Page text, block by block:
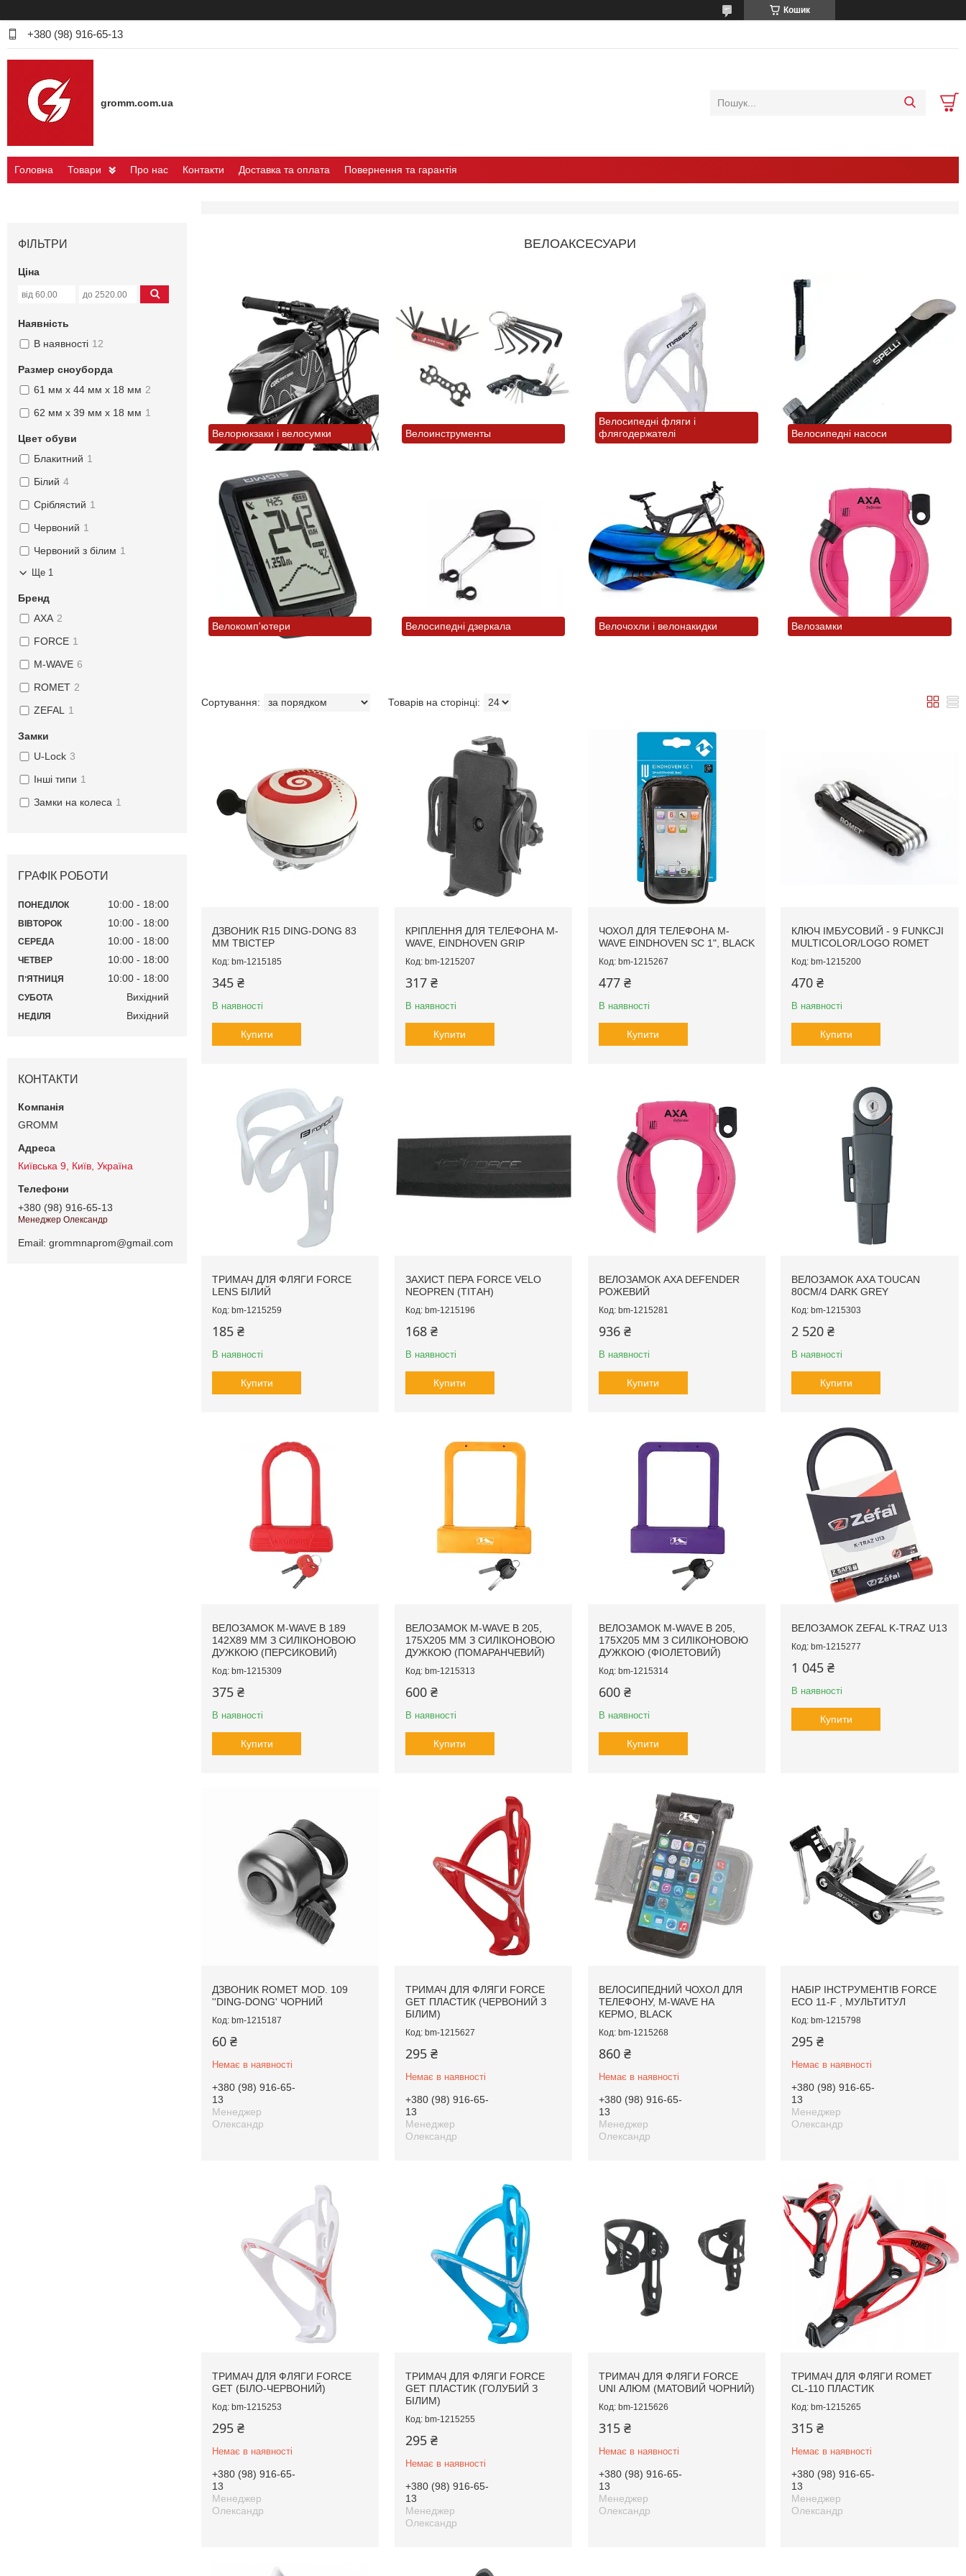
Кошик
+380 (98) 916-65-13
gromm.com.ua
Головна Товари Про нас Контакти Доставка та оплата Повернення та гарантія
ВЕЛОАКСЕСУАРИ
Велорюкзаки і велосумки Велоинструменты
Велосипедні фляги і
флягодержателі
Велосипедні насоси
Велокомп'ютери Велосипедні дзеркала Велочохли і велонакидки Велозамки
ДЗВОНИК R15 DING-DONG 83
MM ТВІСТЕР
bm-1215185
345 ₴
В наявності
Купити
КРІПЛЕННЯ ДЛЯ ТЕЛЕФОНА M-
WAVE, EINDHOVEN GRIP
bm-1215207
317 ₴
В наявності
Купити
ЧОХОЛ ДЛЯ ТЕЛЕФОНА M-
WAVE EINDHOVEN SC 1", BLACK
bm-1215267
477 ₴
В наявності
Купити
КЛЮЧ ІМБУСОВИЙ - 9 FUNKCJI
MULTICOLOR/LOGO ROMET
bm-1215200
470 ₴
В наявності
Купити
ТРИМАЧ ДЛЯ ФЛЯГИ FORCE
LENS БІЛИЙ
bm-1215259
185 ₴
В наявності
Купити
ЗАХИСТ ПЕРА FORCE VELO
NEOPREN (ТІТАН)
bm-1215196
168 ₴
В наявності
Купити
ВЕЛОЗАМОК AXA DEFENDER
РОЖЕВИЙ
bm-1215281
936 ₴
В наявності
Купити
ВЕЛОЗАМОК AXA TOUCAN
80CM/4 DARK GREY
bm-1215303
2 520 ₴
В наявності
Купити
ВЕЛОЗАМОК M-WAVE B 189
142X89 ММ З СИЛІКОНОВОЮ
ДУЖКОЮ (ПЕРСИКОВИЙ)
bm-1215309
375 ₴
В наявності
Купити
ВЕЛОЗАМОК M-WAVE B 205,
175X205 ММ З СИЛІКОНОВОЮ
ДУЖКОЮ (ПОМАРАНЧЕВИЙ)
bm-1215313
600 ₴
В наявності
Купити
ВЕЛОЗАМОК M-WAVE B 205,
175X205 ММ З СИЛІКОНОВОЮ
ДУЖКОЮ (ФІОЛЕТОВИЙ)
bm-1215314
600 ₴
В наявності
Купити
ВЕЛОЗАМОК ZEFAL K-TRAZ U13
bm-1215277
1 045 ₴
В наявності
Купити
ДЗВОНИК ROMET MOD. 109
''DING-DONG' ЧОРНИЙ
bm-1215187
60 ₴
Немає в наявності
+380 (98) 916-65-
13
Менеджер
Олександр
ТРИМАЧ ДЛЯ ФЛЯГИ FORCE
GET ПЛАСТИК (ЧЕРВОНИЙ З
БІЛИМ)
bm-1215627
295 ₴
Немає в наявності
+380 (98) 916-65-
13
Менеджер
Олександр
ВЕЛОСИПЕДНИЙ ЧОХОЛ ДЛЯ
ТЕЛЕФОНУ, M-WAVE НА
КЕРМО, BLACK
bm-1215268
860 ₴
Немає в наявності
+380 (98) 916-65-
13
Менеджер
Олександр
НАБІР ІНСТРУМЕНТІВ FORCE
ECO 11-F , МУЛЬТИТУЛ
bm-1215798
295 ₴
Немає в наявності
+380 (98) 916-65-
13
Менеджер
Олександр
ТРИМАЧ ДЛЯ ФЛЯГИ FORCE
GET (БІЛО-ЧЕРВОНИЙ)
bm-1215253
295 ₴
Немає в наявності
+380 (98) 916-65-
13
Менеджер
Олександр
ТРИМАЧ ДЛЯ ФЛЯГИ FORCE
GET ПЛАСТИК (ГОЛУБИЙ З
БІЛИМ)
bm-1215255
295 ₴
Немає в наявності
+380 (98) 916-65-
13
Менеджер
Олександр
ТРИМАЧ ДЛЯ ФЛЯГИ FORCE
UNI АЛЮМ (МАТОВИЙ ЧОРНИЙ)
bm-1215626
315 ₴
Немає в наявності
+380 (98) 916-65-
13
Менеджер
Олександр
ТРИМАЧ ДЛЯ ФЛЯГИ ROMET
CL-110 ПЛАСТИК
bm-1215265
315 ₴
Немає в наявності
+380 (98) 916-65-
13
Менеджер
Олександр
ФІЛЬТРИ
Ціна
Наявність
В наявності 12
Размер сноуборда
61 мм х 44 мм х 18 мм 2
62 мм х 39 мм х 18 мм 1
Цвет обуви
Блакитний 1
Білий 4
Сріблястий 1
Червоний 1
Червоний з білим 1
Ще 1
Бренд
AXA 2
FORCE 1
M-WAVE 6
ROMET 2
ZEFAL 1
Замки
U-Lock 3
Інші типи 1
Замки на колеса 1
ГРАФІК РОБОТИ
ПОНЕДІЛОК 10:00 18:00
ВІВТОРОК 10:00 18:00
СЕРЕДА 10:00 18:00
ЧЕТВЕР 10:00 18:00
ПʼЯТНИЦЯ 10:00 18:00
СУБОТА Вихідний
НЕДІЛЯ Вихідний
КОНТАКТИ
GROMM
Київська 9, Київ, Україна
+380 (98) 916-65-13
Менеджер Олександр
Email grommnaprom@gmail.com